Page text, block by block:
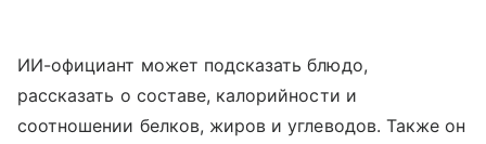
ИИ-официант может подсказать блюдо,
рассказать о составе, калорийности и
соотношении белков, жиров и углеводов. Также он